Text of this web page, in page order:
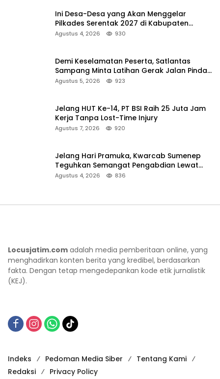
Ini Desa-Desa yang Akan Menggelar
Pilkades Serentak 2027 di Kabupaten
Sumenep
Agustus 4, 2026 930
Demi Keselamatan Peserta, Satlantas
Sampang Minta Latihan Gerak Jalan Pindah
ke Lokasi Aman
Agustus 5, 2026 923
Jelang HUT Ke-14, PT BSI Raih 25 Juta Jam
Kerja Tanpa Lost-Time Injury
Agustus 7, 2026 920
Jelang Hari Pramuka, Kwarcab Sumenep
Teguhkan Semangat Pengabdian Lewat
Ziarah Pahlawan
Agustus 4, 2026 836
Locusjatim.com adalah media pemberitaan online, yang
menghadirkan konten berita yang kredibel, berdasarkan
fakta. Dengan tetap mengedepankan kode etik jurnalistik
(KEJ).
Indeks Pedoman Media Siber
Tentang Kami
Redaksi
Privacy Policy